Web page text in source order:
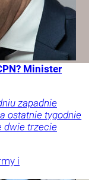
Minister
zapadnie
ostatnie tygodnie
dwie trzecie
i